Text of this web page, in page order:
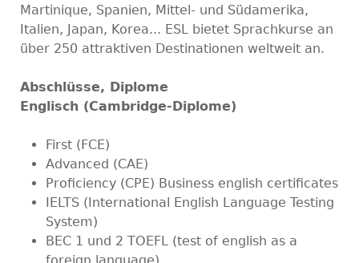
Martinique, Spanien, Mittel- und Südamerika,
Italien, Japan, Korea... ESL bietet Sprachkurse an
über 250 attraktiven Destinationen weltweit an.
Abschlüsse, Diplome
Englisch (Cambridge-Diplome)
First (FCE)
Advanced (CAE)
Proficiency (CPE) Business english certificates
IELTS (International English Language Testing
System)
BEC 1 und 2 TOEFL (test of english as a